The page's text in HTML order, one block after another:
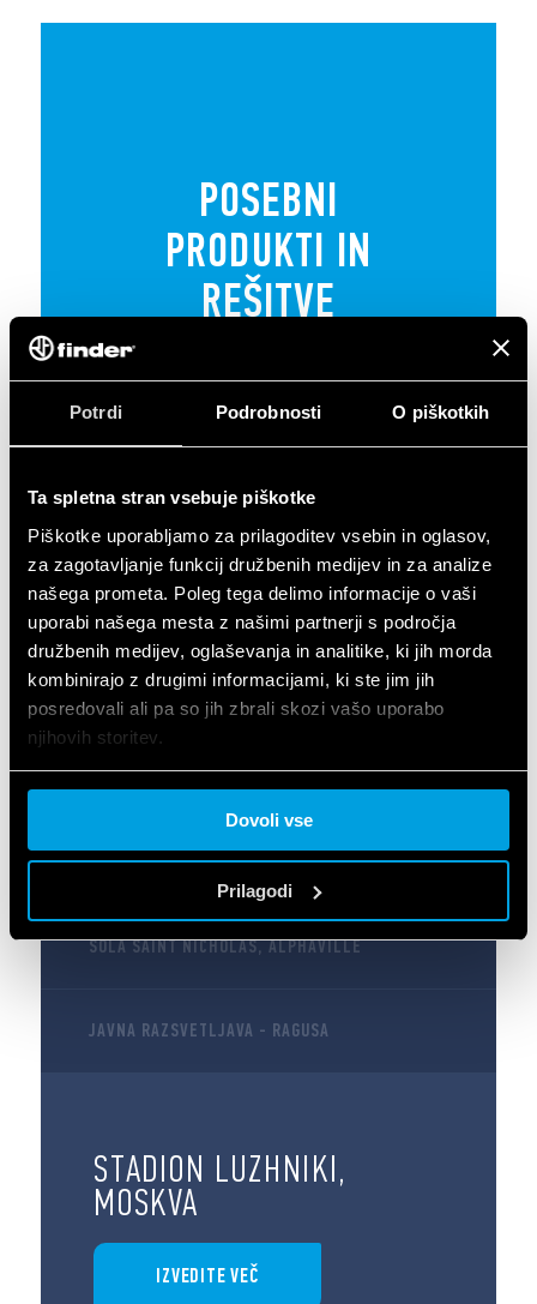
Potrdi Podrobnosti O piškotkih
Ta spletna stran vsebuje piškotke
Piškotke uporabljamo za prilagoditev vsebin in oglasov,
za zagotavljanje funkcij družbenih medijev in za analize
našega prometa. Poleg tega delimo informacije o vaši
uporabi našega mesta z našimi partnerji s področja
družbenih medijev, oglaševanja in analitike, ki jih morda
kombinirajo z drugimi informacijami, ki ste jim jih
posredovali ali pa so jih zbrali skozi vašo uporabo
njihovih storitev.
Cookie policy.
Dovoli vse
Prilagodi
POSEBNI
PRODUKTI IN
REŠITVE
Finder produkti za posebna področja so naprave in
komponente za železnice, ladijski program, energetiko
(fotovoltaični sistemi, energetski distribucijski sistemi),
in izdelki za e-mobility.
REŠITEV
STADION LUZHNIKI, MOSKVA
ŠOLA SAINT NICHOLAS, ALPHAVILLE
JAVNA RAZSVETLJAVA - RAGUSA
STADION LUZHNIKI,
MOSKVA
IZVEDITE VEČ